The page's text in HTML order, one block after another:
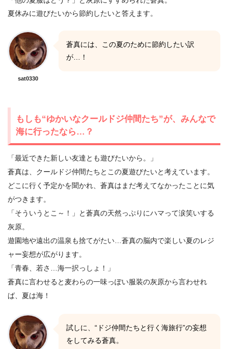
夏休みに遊びたいから節約したいと答えます。
sat0330
蒼真には、この夏のために節約したい訳
が…！
もしも“ゆかいなクールドジ仲間たち”が、みんなで
海に行ったなら…？
「最近できた新しい友達とも遊びたいから。」
蒼真は、クールドジ仲間たちとこの夏遊びたいと考えています。
どこに行く予定かを聞かれ、蒼真はまだ考えてなかったことに気
がつきます。
「そういうとこ～！」と蒼真の天然っぷりにハマって涙笑いする
灰原。
遊園地や遠出の温泉も捨てがたい…蒼真の脳内で楽しい夏のレジ
ャー妄想が広がります。
「青春、若さ…海一択っしょ！」
蒼真に言わせると麦わらの一味っぽい服装の灰原から言わせれ
ば、夏は海！
試しに、“ドジ仲間たちと行く海旅行”の妄想
をしてみる蒼真。